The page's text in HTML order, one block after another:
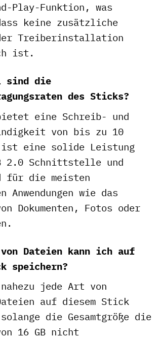
Play-Funktion, was
keine zusätzliche
Treiberinstallation
ist.
sind die
des Sticks?
eine Schreib- und
von bis zu 10
ist eine solide Leistung
2.0 Schnittstelle und
für die meisten
wie das
Dokumenten, Fotos oder
Dateien kann ich auf
speichern?
jede Art von
auf diesem Stick
die Gesamtgröße die
16 GB nicht